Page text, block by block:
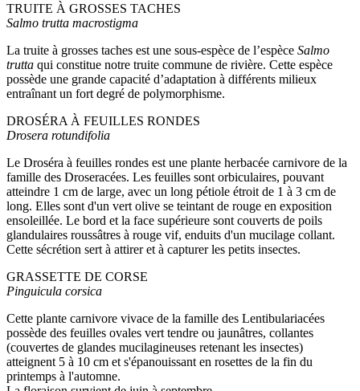
TRUITE À GROSSES TACHES
Salmo trutta macrostigma
La truite à grosses taches est une sous-espèce de l’espèce Salmo
trutta qui constitue notre truite commune de rivière. Cette espèce
possède une grande capacité d’adaptation à différents milieux
entraînant un fort degré de polymorphisme.
DROSÉRA À FEUILLES RONDES
Drosera rotundifolia
Le Droséra à feuilles rondes est une plante herbacée carnivore de la
famille des Droseracées. Les feuilles sont orbiculaires, pouvant
atteindre 1 cm de large, avec un long pétiole étroit de 1 à 3 cm de
long. Elles sont d'un vert olive se teintant de rouge en exposition
ensoleillée. Le bord et la face supérieure sont couverts de poils
glandulaires roussâtres à rouge vif, enduits d'un mucilage collant.
Cette sécrétion sert à attirer et à capturer les petits insectes.
GRASSETTE DE CORSE
Pinguicula corsica
Cette plante carnivore vivace de la famille des Lentibulariacées
possède des feuilles ovales vert tendre ou jaunâtres, collantes
(couvertes de glandes mucilagineuses retenant les insectes)
atteignent 5 à 10 cm et s'épanouissant en rosettes de la fin du
printemps à l'automne.